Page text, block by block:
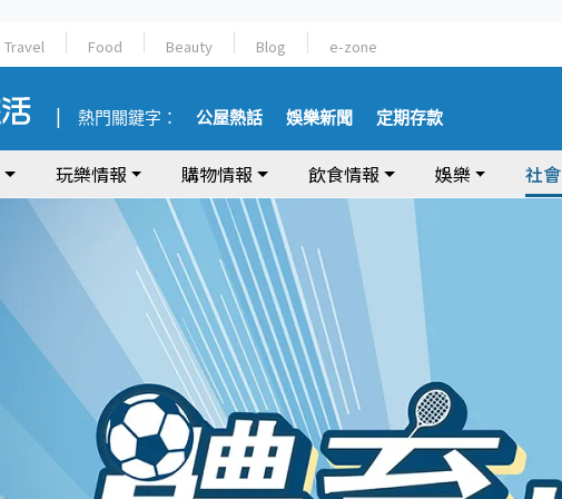
Travel Food Beauty Blog e-zone
熱門關鍵字： 公屋熱話 娛樂新聞 定期存款
玩樂情報 購物情報 飲食情報 娛樂 社會